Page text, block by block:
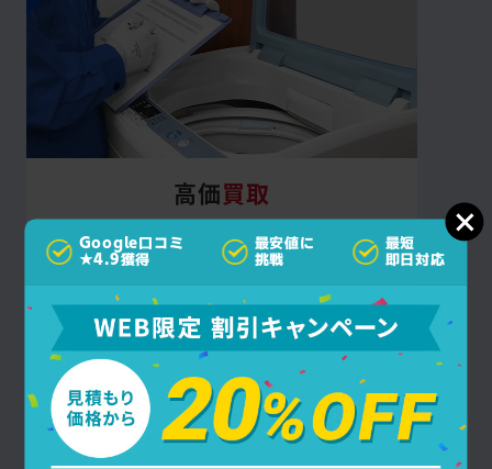
高価買取
確かな査定で高価買取を実施！買取費用は回
収費用から差し引きますので、お安くサービ
スをご利用いただけます。
Google口コミ
★4.9獲得
最安値に
挑戦
最短
即日対応